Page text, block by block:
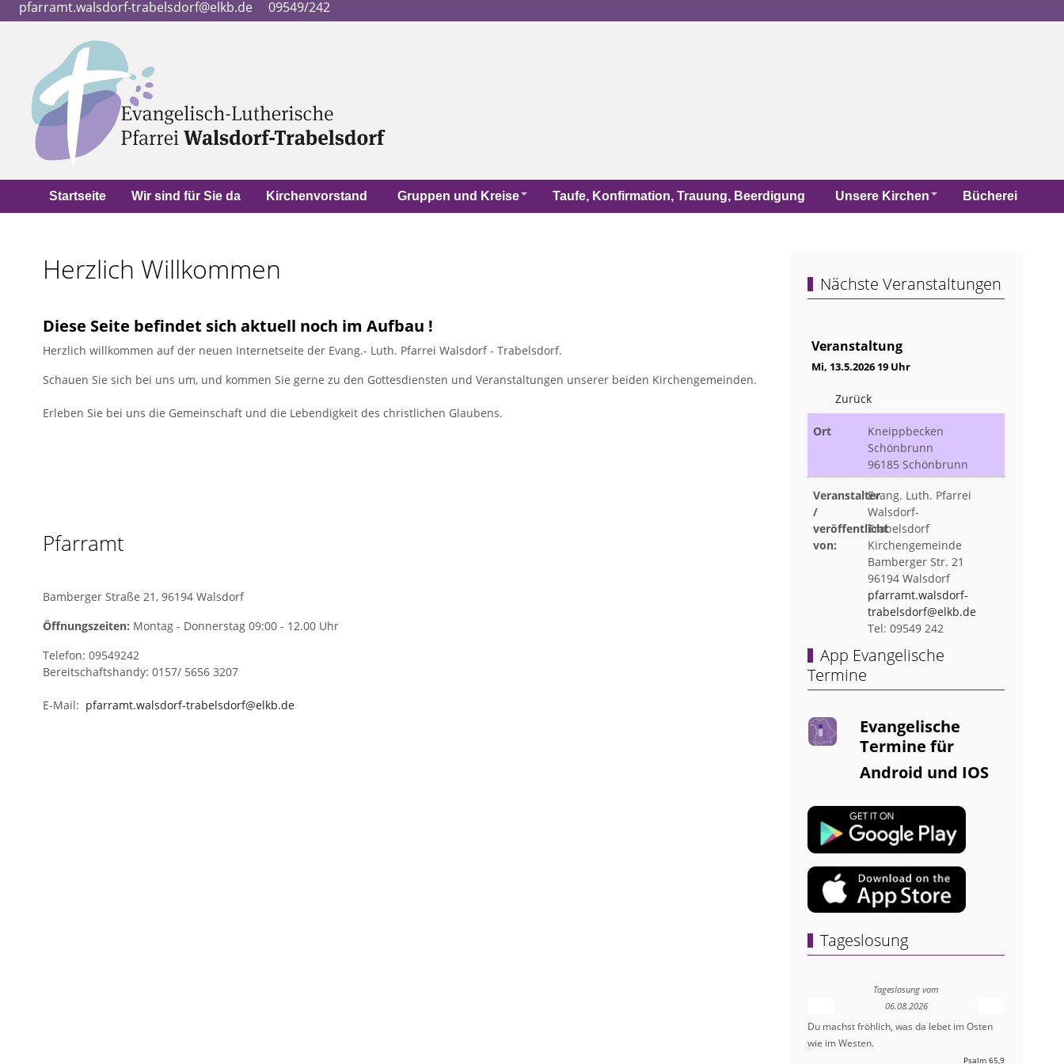
pfarramt.walsdorf-trabelsdorf@elkb.de 09549/242
Startseite Wir sind für Sie da Kirchenvorstand Gruppen und Kreise Taufe, Konfirmation, Trauung, Beerdigung Unsere Kirchen Bücherei
Herzlich Willkommen
Diese Seite befindet sich aktuell noch im Aufbau !
Herzlich willkommen auf der neuen Internetseite der Evang.- Luth. Pfarrei Walsdorf - Trabelsdorf.
Schauen Sie sich bei uns um, und kommen Sie gerne zu den Gottesdiensten und Veranstaltungen unserer beiden Kirchengemeinden.
Erleben Sie bei uns die Gemeinschaft und die Lebendigkeit des christlichen Glaubens.
Pfarramt
Bamberger Straße 21, 96194 Walsdorf
Öffnungszeiten: Montag - Donnerstag 09:00 - 12.00 Uhr
Telefon: 09549242
Bereitschaftshandy: 0157/ 5656 3207
E-Mail: pfarramt.walsdorf-trabelsdorf@elkb.de
Nächste Veranstaltungen
Veranstaltung
Mi, 13.5.2026 19 Uhr
Zurück
Ort
Kneippbecken
Schönbrunn
96185 Schönbrunn
Veranstalter
/
veröffentlicht
von:
Evang. Luth. Pfarrei
Walsdorf-
Trabelsdorf
Kirchengemeinde
Bamberger Str. 21
96194 Walsdorf
pfarramt.walsdorf-
trabelsdorf@elkb.de
Tel: 09549 242
App Evangelische
Termine
Evangelische
Termine für
Android und IOS
Tageslosung
Tageslosung vom
06.08.2026
Du machst fröhlich, was da lebet im Osten
wie im Westen.
Psalm 65,9